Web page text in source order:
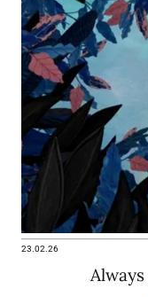
23.02.26